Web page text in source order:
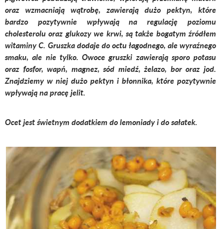
oraz wzmacniają wątrobę, zawierają dużo pektyn, które
bardzo pozytywnie wpływają na regulację poziomu
cholesterolu oraz glukozy we krwi, są także bogatym źródłem
witaminy C. Gruszka dodaje do octu łagodnego, ale wyraźnego
smaku, ale nie tylko. Owoce gruszki zawierają sporo potasu
oraz fosfor, wapń, magnez, sód miedź, żelazo, bor oraz jod.
Znajdziemy w niej dużo pektyn i błonnika, które pozytywnie
wpływają na pracę jelit.
Ocet jest świetnym dodatkiem do lemoniady i do sałatek.